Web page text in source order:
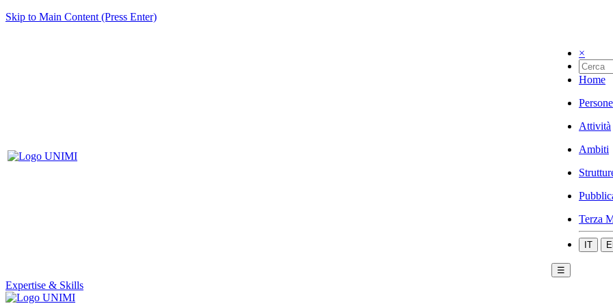
Skip to Main Content (Press Enter)
×
Home
Persone
Attività
Ambiti
Terza
IT
☰
Expertise & Skills